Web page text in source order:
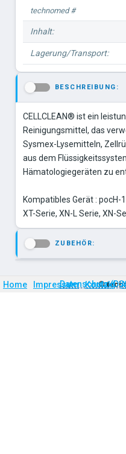
technomed #
Inhalt:
Lagerung/Transport:
BESCHREIBUNG:
CELLCLEAN® ist ein
Reinigungsmittel, das
Sysmex-Lysemitteln,
aus dem
Hämatologiegeräten zu
Kompatibles Gerät : pocH-
XT-Serie, XN-L Serie, XN-
ZUBEHÖR:
Home Impressum Kontakt
©
Datenschutz